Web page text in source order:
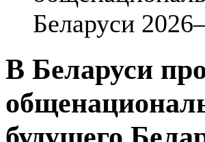
Беларуси
В Беларуси